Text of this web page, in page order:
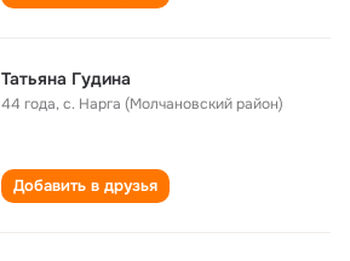
Татьяна Гудина
44 года,с. Нарга (Молчановский район)
Добавить в друзья